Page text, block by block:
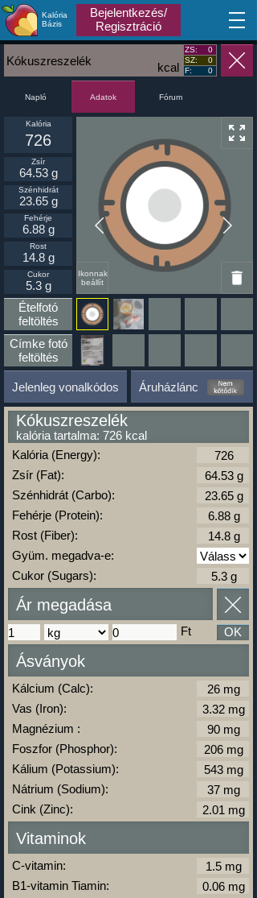
Kalória
Bázis
Bejelentkezés/
Regisztráció
MA
kcal
Kókuszreszelék
ZS:
0
SZ:
0
F:
0
Napló Adatok Fórum
Ikonnak
beállít
Kalória
726
Zsír
64.53 g
Szénhidrát
23.65 g
Fehérje
6.88 g
Rost
14.8 g
Cukor
5.3 g
Ételfotó
feltöltés
Címke fotó
feltöltés
Jelenleg vonalkódos Áruházlánc
Kókuszreszelék
kalória tartalma: 726 kcal
Kalória (Energy):
Zsír (Fat):
Szénhidrát (Carbo):
Fehérje (Protein):
Rost (Fiber):
Gyüm. megadva-e:
Cukor (Sugars):
Ár megadása
Ft OK
Ásványok
Kálcium (Calc):
Vas (Iron):
Magnézium :
Foszfor (Phosphor):
Kálium (Potassium):
Nátrium (Sodium):
Cink (Zinc):
Vitaminok
C-vitamin:
B1-vitamin Tiamin: